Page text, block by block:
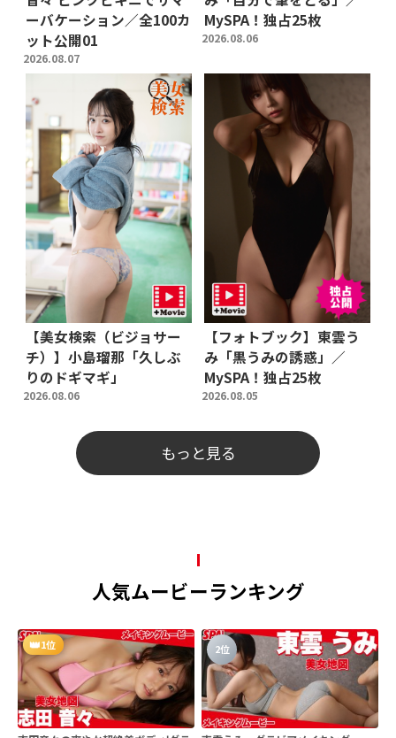
ーバケーション／全100カ
ット公開01
2026.08.07
MySPA！独占25枚
2026.08.06
【美女検索（ビジョサー
チ）】小島瑠那「久しぶ
りのドギマギ」
2026.08.06
【フォトブック】東雲う
み「黒うみの誘惑」／
MySPA！独占25枚
2026.08.05
もっと見る
人気ムービーランキング
1位 2位